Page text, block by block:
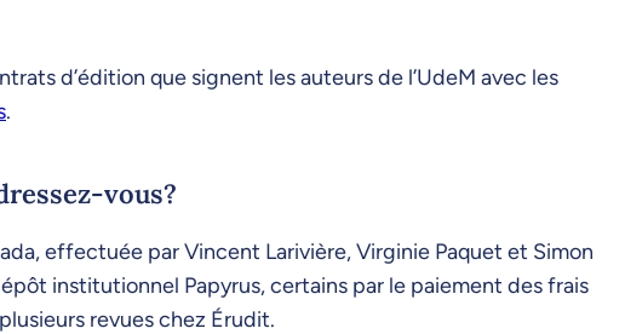
d’édition que signent les auteurs de l’UdeM avec les
.
vous?
effectuée par Vincent Larivière, Virginie Paquet et Simon
institutionnel Papyrus, certains par le paiement des frais
revues chez Érudit.